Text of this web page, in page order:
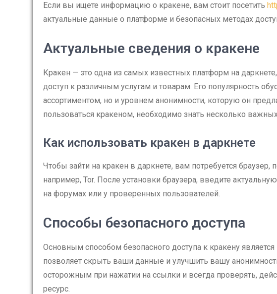
Если вы ищете информацию о кракене, вам стоит посетить
актуальные данные о платформе и безопасных методах
Актуальные сведения о кракене
Кракен — это одна из самых известных платформ на
доступ к различным услугам и товарам. Его популярность
ассортиментом, но и уровнем анонимности, которую он
пользоваться кракеном, необходимо знать несколько
Как использовать кракен в даркнете
Чтобы зайти на кракен в даркнете, вам потребуется
например, Tor. После установки браузера, введите
на форумах или у проверенных пользователей.
Способы безопасного доступа
Основным способом безопасного доступа к кракену является
позволяет скрыть ваши данные и улучшить вашу
осторожным при нажатии на ссылки и всегда проверять,
ресурс.